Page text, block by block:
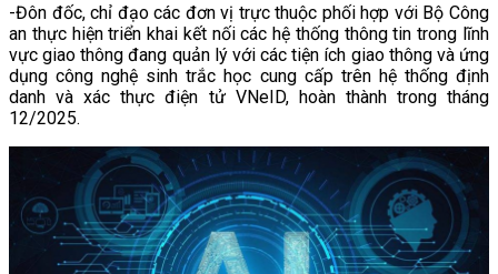
-Đôn đốc, chỉ đạo các đơn vị trực thuộc phối hợp với Bộ Công
an thực hiện triển khai kết nối các hệ thống thông tin trong lĩnh
vực giao thông đang quản lý với các tiện ích giao thông và ứng
dụng công nghệ sinh trắc học cung cấp trên hệ thống định
danh và xác thực điện tử VNeID, hoàn thành trong tháng
12/2025.